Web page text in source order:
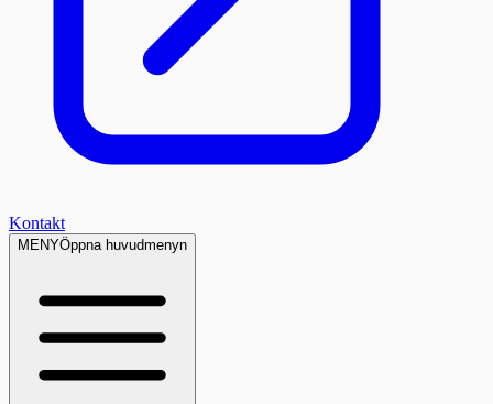
Kontakt
MENYÖppna huvudmenyn